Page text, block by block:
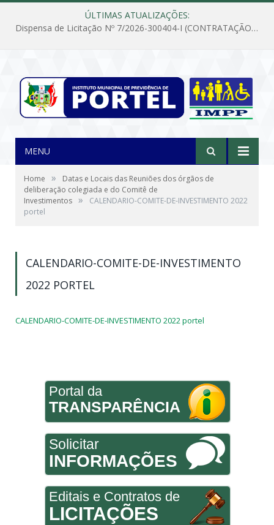
ÚLTIMAS ATUALIZAÇÕES:
Dispensa de Licitação Nº 7/2026-300404-I (CONTRATAÇÃO DE EMPRESA PARA MANUTENÇÃO E REPARAÇÃO DE APARELHOS DE AR CONDICIONADO, EM ATENDIMENTO ÀS NECESSIDADES DO INSTITUTO DE PREVIDÊNCIA MUNICIPAL DE PORTEL/PA)
MENU
Home »
Datas e Locais das Reuniões dos órgãos de
deliberação colegiada e do Comitê de
Investimentos »
CALENDARIO-COMITE-DE-INVESTIMENTO 2022
portel
CALENDARIO-COMITE-DE-INVESTIMENTO
2022 PORTEL
CALENDARIO-COMITE-DE-INVESTIMENTO 2022 portel
Portal da
TRANSPARÊNCIA
Solicitar
INFORMAÇÕES
Editais e Contratos de
LICITAÇÕES